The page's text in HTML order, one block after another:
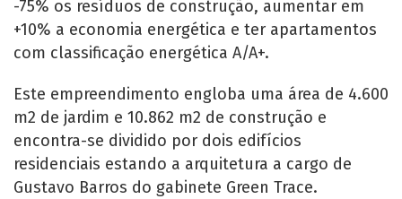
-75% os resíduos de construção, aumentar em
+10% a economia energética e ter apartamentos
com classificação energética A/A+.
Este empreendimento engloba uma área de 4.600
m2 de jardim e 10.862 m2 de construção e
encontra-se dividido por dois edifícios
residenciais estando a arquitetura a cargo de
Gustavo Barros do gabinete Green Trace.